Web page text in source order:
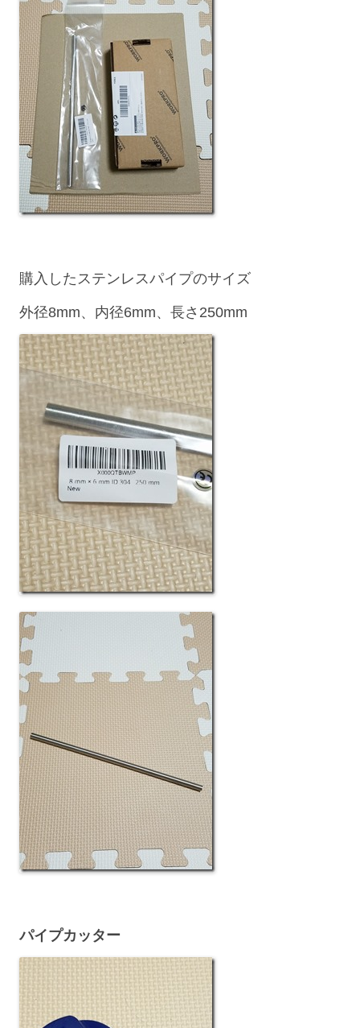
購入したステンレスパイプのサイズ
外径8mm、内径6mm、長さ250mm
パイプカッター